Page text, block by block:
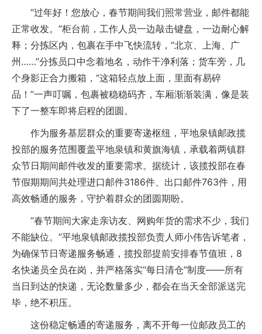
“过年好！您放心，春节期间我们照常营业，邮件都能
正常收发。”柜台前，工作人员一边敲击键盘，一边耐心解
释；分拣区内，包裹在手中飞快流转，“北京、上海、广
州……”分拣员口中念着地名，动作干净利落；货车旁，几
个身影正合力搬箱，“这箱轻点放上面，里面有易碎
品！”一声叮嘱，包裹被稳稳码齐，车厢渐渐装满，像是装
下了一整车即将启程的团圆。
作为服务基层群众的重要寄递枢纽，平地泉镇邮政揽
投部的服务范围覆盖平地泉镇和黄旗海镇，承载着两镇群
众节日期间邮件收发的重要需求。据统计，该揽投部在春
节假期期间共处理进口邮件3186件、出口邮件763件，用
高效畅通的服务，守护着群众的团圆期盼。
“春节期间大家走亲访友、网购年货的需求不少，我们
不能缺位。”平地泉镇邮政揽投部负责人师小伟告诉笔者，
为确保节日寄递服务畅通，揽投部提前安排春节值班，8
名快递员全员在岗，并严格落实“每日清仓”制度——所有
当日到达的快递，无论数量多少，都会在当天全部派送完
毕，绝不积压。
这份稳定畅通的寄递服务，离不开每一位邮政员工的